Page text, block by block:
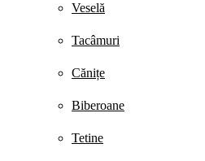
Veselă
Tacâmuri
Cănițe
Biberoane
Tetine